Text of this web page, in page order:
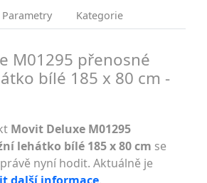
Parametry Kategorie
M01295 přenosné
bílé 185 x 80 cm -
Movit Deluxe M01295
lehátko bílé 185 x 80 cm se
nyní hodit. Aktuálně je